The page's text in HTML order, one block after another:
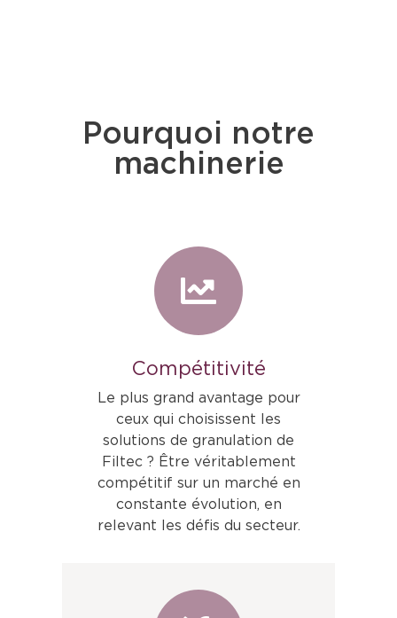
Pourquoi notre
machinerie
Compétitivité
Le plus grand avantage pour
ceux qui choisissent les
solutions de granulation de
Filtec ? Être véritablement
compétitif sur un marché en
constante évolution, en
relevant les défis du secteur.